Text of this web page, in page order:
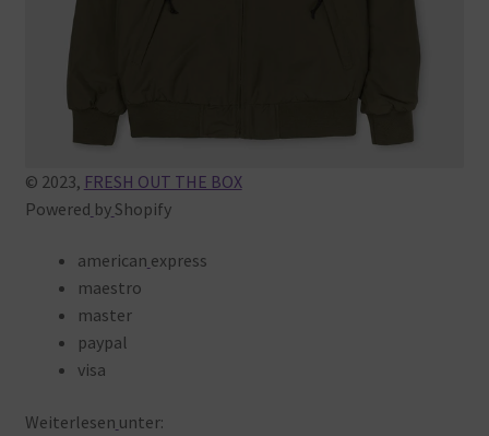
© 2023, FRESH OUT THE BOX
Powered by Shopify
american express
maestro
master
paypal
visa
Weiterlesen unter: